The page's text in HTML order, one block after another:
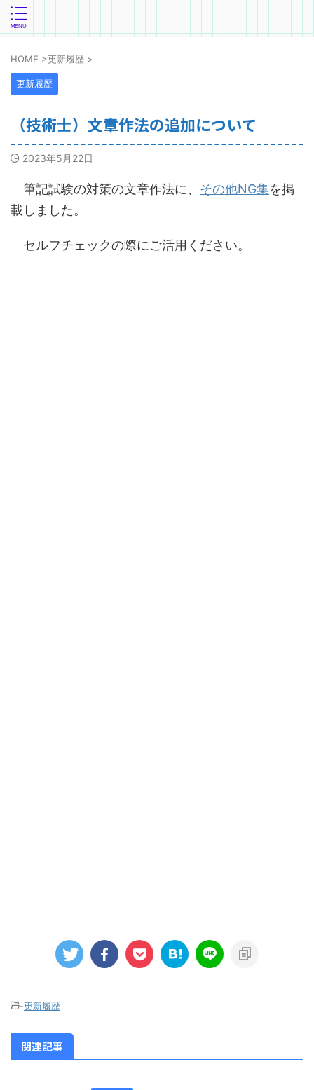
HOME >更新履歴 >
更新履歴
（技術士）文章作法の追加について
2023年5月22日
筆記試験の対策の文章作法に、 その他NG集を掲
載しました。
セルフチェックの際にご活用ください。
-更新履歴
関連記事